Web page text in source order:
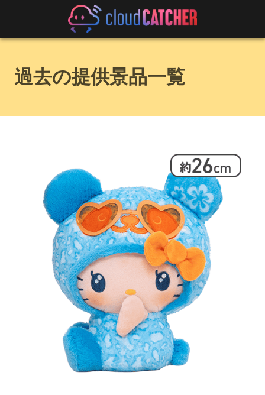
過去の提供景品一覧